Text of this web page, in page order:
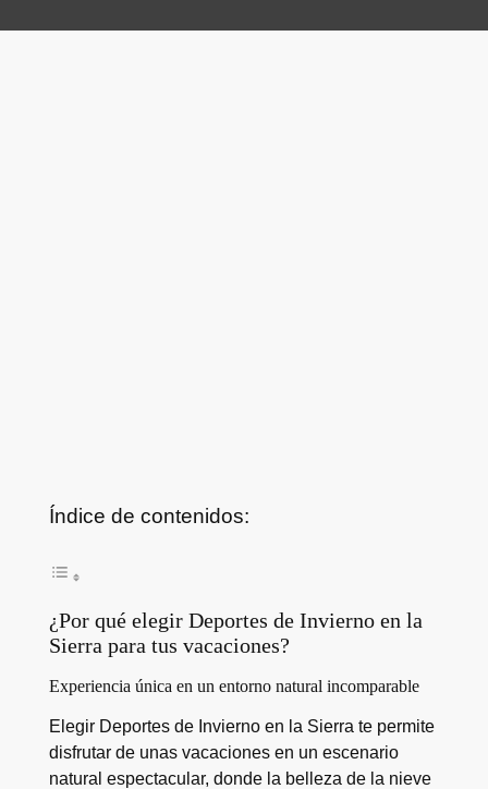
Índice de contenidos:
¿Por qué elegir Deportes de Invierno en la
Sierra para tus vacaciones?
Experiencia única en un entorno natural incomparable
Elegir Deportes de Invierno en la Sierra te permite
disfrutar de unas vacaciones en un escenario
natural espectacular, donde la belleza de la nieve